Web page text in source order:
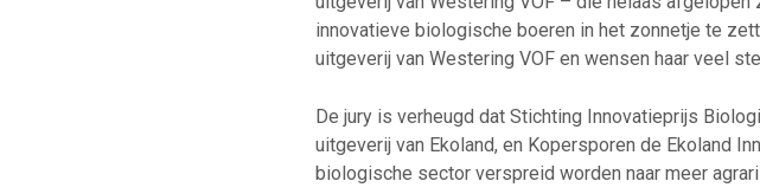
innovatieve biologische boeren in het zonnetje te
uitgeverij van Westering VOF en wensen haar veel
De jury is verheugd dat Stichting Innovatieprijs
uitgeverij van Ekoland, en Kopersporen de Ekoland
biologische sector verspreid worden naar meer